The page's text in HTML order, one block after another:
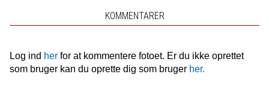
KOMMENTARER
Log ind herfor at kommentere fotoet. Er du ikke oprettet
som bruger kan du oprette dig som bruger her.